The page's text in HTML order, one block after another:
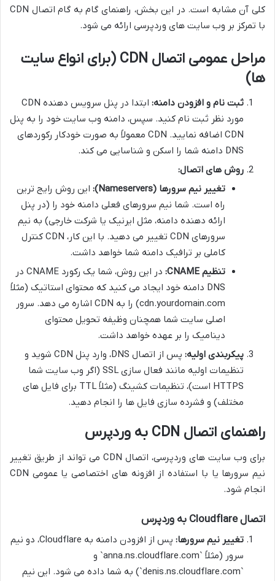
کلی آن مشابه است. در این بخش، راهنمای گام به گام اتصال CDN
با تمرکز بر وب سایت های وردپرسی ارائه می شود.
مراحل عمومی اتصال CDN (برای انواع سایت
ها)
ثبت نام و افزودن دامنه:
ابتدا در پنل سرویس دهنده CDN
مورد نظر ثبت نام کنید. سپس، دامنه وب سایت خود را به پنل
CDN اضافه نمایید. CDN معمولاً به صورت خودکار رکوردهای
DNS دامنه شما را اسکن و شناسایی می کند.
روش های اتصال:
تغییر نیم سرورها (Nameservers):
این روش رایج ترین
راه است. شما نیم سرورهای فعلی دامنه خود را (در پنل
ارائه دهنده دامنه، مثل ایرنیک یا شرکت خارجی) به نیم
سرورهای CDN تغییر می دهید. با این کار، CDN کنترل
کاملی بر ترافیک دامنه شما خواهد داشت.
تنظیم CNAME:
در این روش، شما یک رکورد CNAME در
DNS دامنه خود ایجاد می کنید که محتوای استاتیک (مثلاً
cdn.yourdomain.com) را به CDN اشاره می دهد. سرور
اصلی سایت شما همچنان وظیفه تحویل محتوای
دینامیک را بر عهده خواهد داشت.
پیکربندی اولیه:
پس از اتصال DNS، وارد پنل CDN شوید و
تنظیمات اولیه مانند فعال سازی SSL (اگر وب سایت شما
HTTPS است)، تنظیمات کشینگ (مثلاً TTL برای فایل های
مختلف) و فشرده سازی فایل ها را انجام دهید.
راهنمای اتصال CDN به وردپرس
برای وب سایت های وردپرسی، اتصال CDN می تواند از طریق تغییر
نیم سرورها یا با استفاده از افزونه های اختصاصی یا عمومی CDN
انجام شود.
اتصال Cloudflare به وردپرس
تغییر نیم سرورها:
پس از افزودن دامنه به Cloudflare، دو نیم
سرور (مثلاً `anna.ns.cloudflare.com` و
`denis.ns.cloudflare.com`) به شما داده می شود. این نیم